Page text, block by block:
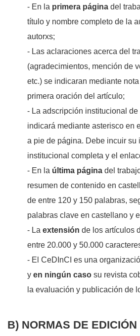
- En la primera página del
título y nombre completo de la
autorxs;
- Las aclaraciones acerca del
(agradecimientos, mención de
etc.) se indicaran mediante
primera oración del artículo;
- La adscripción institucional de
indicará mediante asterisco en
a pie de página. Debe incuir su
institucional completa y el
- En la última página del
resumen de contenido en
de entre 120 y 150 palabras,
palabras clave en castellano y
- La extensión de los artículos
entre 20.000 y 50.000
- El CeDInCI es una
y en ningún caso su revista
la evaluación y publicación de
B) NORMAS DE EDICIÓN